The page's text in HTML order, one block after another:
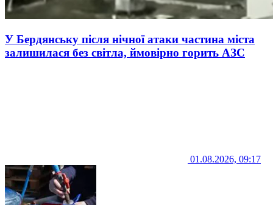
У Бердянську після нічної атаки частина міста
залишилася без світла, ймовірно горить АЗС
01.08.2026, 09:17